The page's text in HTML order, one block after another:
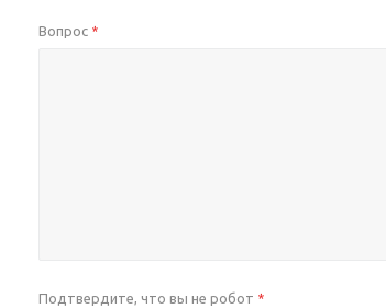
Вопрос *
Подтвердите, что вы не робот *